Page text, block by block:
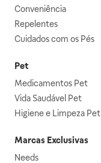
Conveniência
Repelentes
Cuidados com os Pés
Pet
Medicamentos Pet
Vida Saudável Pet
Higiene e Limpeza Pet
Marcas Exclusivas
Needs